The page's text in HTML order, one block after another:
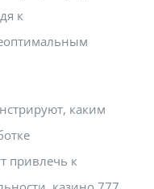
к
каким
привлечь к